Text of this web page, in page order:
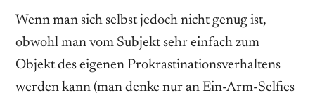
Wenn man sich selbst jedoch nicht genug ist,
obwohl man vom Subjekt sehr einfach zum
Objekt des eigenen Prokrastinationsverhaltens
werden kann (man denke nur an Ein-Arm-Selfies